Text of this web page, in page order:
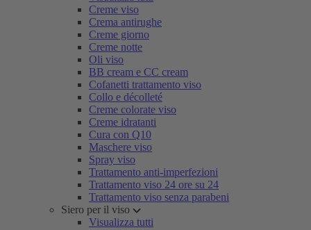
Creme viso
Crema antirughe
Creme giorno
Creme notte
Oli viso
BB cream e CC cream
Cofanetti trattamento viso
Collo e décolleté
Creme colorate viso
Creme idratanti
Cura con Q10
Maschere viso
Spray viso
Trattamento anti-imperfezioni
Trattamento viso 24 ore su 24
Trattamento viso senza parabeni
Siero per il viso
Visualizza tutti